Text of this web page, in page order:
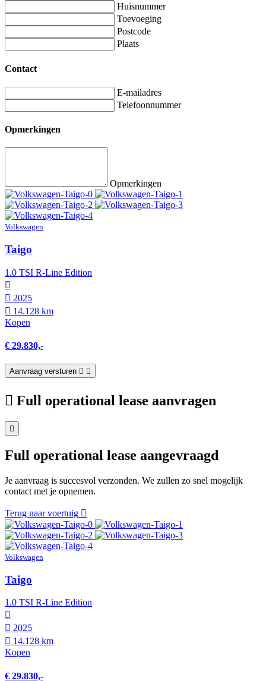
Huisnummer
Toevoeging
Postcode
Plaats
Contact
E-mailadres
Telefoonnummer
Opmerkingen
Opmerkingen
Volkswagen
Taigo
1.0 TSI R-Line Edition
2025
14.128 km
Kopen
€ 29.830,-
Aanvraag versturen
Full operational lease aanvragen
Full operational lease aangevraagd
Je aanvraag is succesvol verzonden. We zullen zo snel mogelijk
contact met je opnemen.
Terug naar voertuig
Volkswagen
Taigo
1.0 TSI R-Line Edition
2025
14.128 km
Kopen
€ 29.830,-